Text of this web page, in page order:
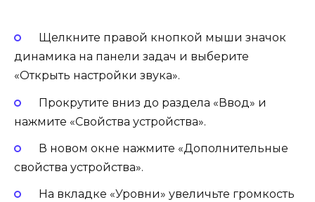
Щелкните правой кнопкой мыши значок
динамика на панели задач и выберите
«Открыть настройки звука».
Прокрутите вниз до раздела «Ввод» и
нажмите «Свойства устройства».
В новом окне нажмите «Дополнительные
свойства устройства».
На вкладке «Уровни» увеличьте громкость